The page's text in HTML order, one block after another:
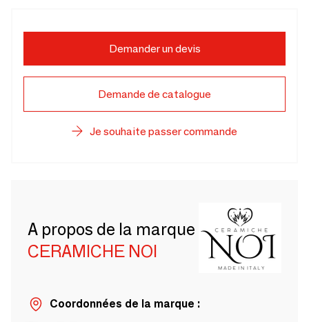
Demander un devis
Demande de catalogue
Je souhaite passer commande
A propos de la marque
CERAMICHE NOI
Coordonnées de la marque :